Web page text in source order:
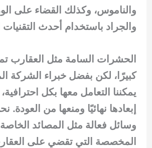
والناموس، وكذلك القضاء على
والجراد باستخدام أحدث التقنيات
الحشرات السامة مثل العقارب
كبيرًا، لكن بفضل خبراء الشركة
يمكننا التعامل معها بكل
إبعادها نهائيًا ومنعها من
وسائل فعالة مثل المصائد
المخصصة التي تقضي على